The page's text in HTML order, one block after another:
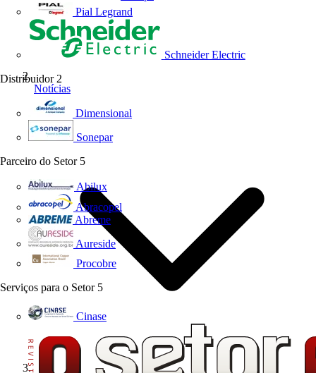
Pial Legrand
Schneider Electric
Distribuidor 2
Dimensional
Sonepar
Parceiro do Setor 5
Abilux
Abracopel
Abreme
Aureside
Procobre
Serviços para o Setor 5
Cinase
Notícias